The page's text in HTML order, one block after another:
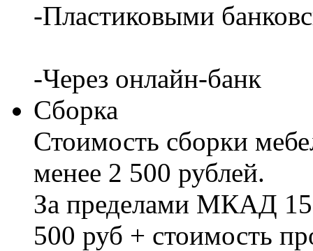
-Пластиковыми
-Через онлайн-банк
Сборка
Стоимость сборки
менее 2 500 рублей.
За пределами МКАД
500 руб + стоимость